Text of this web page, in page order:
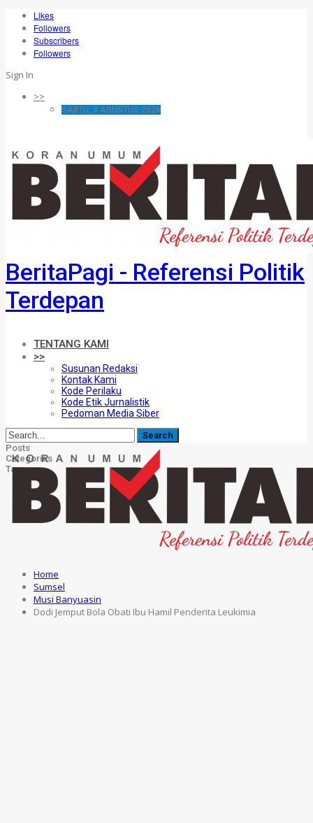
Likes
Followers
Subscribers
Followers
Sign In
>>
SABTU, 8 AGUSTUS 2026
BeritaPagi - Referensi Politik
Terdepan
TENTANG KAMI
>>
Susunan Redaksi
Kontak Kami
Kode Perilaku
Kode Etik Jurnalistik
Pedoman Media Siber
Posts
Categories
Tags
Home
Sumsel
Musi Banyuasin
Dodi Jemput Bola Obati Ibu Hamil Penderita Leukimia